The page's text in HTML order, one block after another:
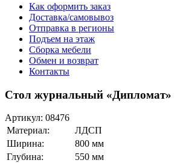
Как оформить заказ
Доставка/самовывоз
Отправка в регионы
Подъем на этаж
Сборка мебели
Обмен и возврат
Контакты
Стол журнальный «Дипломат»
Артикул: 08476
Материал:
ЛДСП
Ширина:
800 мм
Глубина:
550 мм